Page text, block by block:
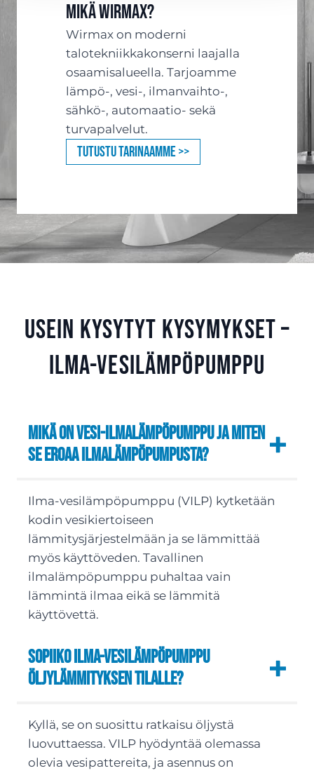
Mikä Wirmax?
Wirmax on moderni
talotekniikkakonserni laajalla
osaamisalueella. Tarjoamme
lämpö-, vesi-, ilmanvaihto-,
sähkö-, automaatio- sekä
turvapalvelut.
Tutustu tarinaamme >>
Usein kysytyt kysymykset –
Ilma-vesilämpöpumppu
Mikä on vesi-ilmalämpöpumppu ja miten
se eroaa ilmalämpöpumpusta?
Ilma-vesilämpöpumppu (VILP) kytketään
kodin vesikiertoiseen
lämmitysjärjestelmään ja se lämmittää
myös käyttöveden. Tavallinen
ilmalämpöpumppu puhaltaa vain
lämmintä ilmaa eikä se lämmitä
käyttövettä.
Sopiiko ilma-vesilämpöpumppu
öljylämmityksen tilalle?
Kyllä, se on suosittu ratkaisu öljystä
luovuttaessa. VILP hyödyntää olemassa
olevia vesipattereita, ja asennus on